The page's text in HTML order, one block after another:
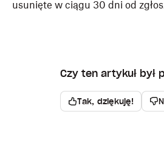
usunięte w ciągu 30 dni od
Czy ten artykuł był
Tak, dziękuję!